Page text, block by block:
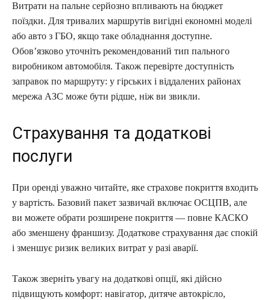
Витрати на пальне серйозно впливають на бюджет
поїздки. Для тривалих маршрутів вигідні економні моделі
або авто з ГБО, якщо таке обладнання доступне.
Обов’язково уточніть рекомендований тип пального
виробником автомобіля. Також перевірте доступність
заправок по маршруту: у гірських і віддалених районах
мережа АЗС може бути рідше, ніж ви звикли.
Страхування та додаткові
послуги
При оренді уважно читайте, яке страхове покриття входить
у вартість. Базовий пакет зазвичай включає ОСЦПВ, але
ви можете обрати розширене покриття — повне КАСКО
або зменшену франшизу. Додаткове страхування дає спокій
і зменшує ризик великих витрат у разі аварії.
Також зверніть увагу на додаткові опції, які дійсно
підвищують комфорт: навігатор, дитяче автокрісло,